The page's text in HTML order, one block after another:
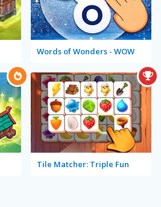
Words of Wonders - WOW
Tile Matcher: Triple Fun